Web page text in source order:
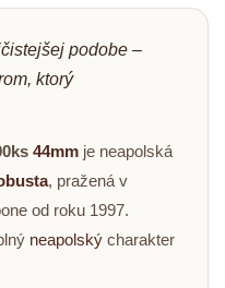
podobe –
ktorý
44mm je neapolská
, pražená v
od roku 1997.
neapolský charakter